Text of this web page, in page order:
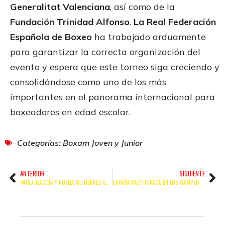
Generalitat Valenciana, así como de la
Fundación Trinidad Alfonso. La Real Federación
Española de Boxeo ha trabajado arduamente
para garantizar la correcta organización del
evento y espera que este torneo siga creciendo y
consolidándose como uno de los más
importantes en el panorama internacional para
boxeadores en edad escolar.
Categorías: Boxam Joven y Junior
ANTERIOR
PAULA GARCÍA Y NOELIA GUTIÉRREZ SUBEN A LO MÁS ALTO DEL PODIO EN LA NUCÍA
SIGUIENTE
ESPAÑA PARTICIPARÁ EN LOS CAMPEONATOS DEL MUNDO DE CATEGORÍA JOVEN